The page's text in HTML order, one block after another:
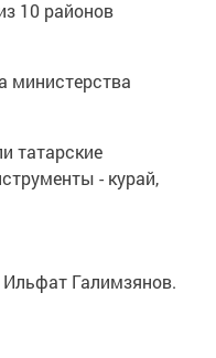
10 районов
министерства
татарские
- курай,
Галимзянов.